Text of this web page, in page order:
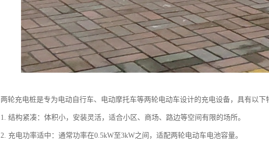
两轮充电桩是专为电动自行车、电动摩托车等两轮电动车设计的充电设备，具有以下
1. 结构紧凑：体积小，安装灵活，适合小区、商场、路边等空间有限的场所。
2. 充电功率适中：通常功率在0.5kW至3kW之间，适配两轮电动车电池容量。